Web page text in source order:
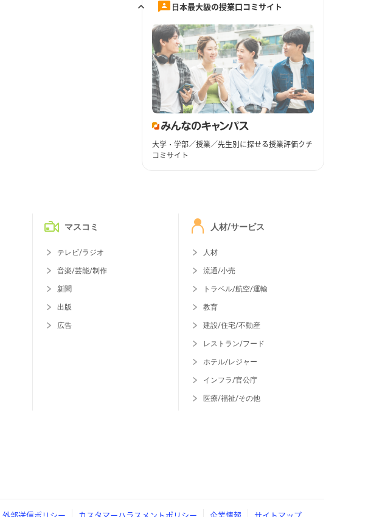
日本最大級の授業口コミサイト
大学・学部／授業／先生別に探せる授業評価クチ
コミサイト
マスコミ
テレビ/ラジオ
音楽/芸能/制作
新聞
出版
広告
人材/サービス
人材
流通/小売
トラベル/航空/運輸
教育
建設/住宅/不動産
レストラン/フード
ホテル/レジャー
インフラ/官公庁
医療/福祉/その他